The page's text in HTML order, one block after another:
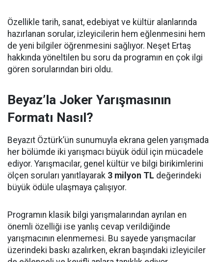
Özellikle tarih, sanat, edebiyat ve kültür alanlarında
hazırlanan sorular, izleyicilerin hem eğlenmesini hem
de yeni bilgiler öğrenmesini sağlıyor. Neşet Ertaş
hakkında yöneltilen bu soru da programın en çok ilgi
gören sorularından biri oldu.
Beyaz’la Joker Yarışmasının
Formatı Nasıl?
Beyazıt Öztürk’ün sunumuyla ekrana gelen yarışmada
her bölümde iki yarışmacı büyük ödül için mücadele
ediyor. Yarışmacılar, genel kültür ve bilgi birikimlerini
ölçen soruları yanıtlayarak 3 milyon TL değerindeki
büyük ödüle ulaşmaya çalışıyor.
Programın klasik bilgi yarışmalarından ayrılan en
önemli özelliği ise yanlış cevap verildiğinde
yarışmacının elenmemesi. Bu sayede yarışmacılar
üzerindeki baskı azalırken, ekran başındaki izleyiciler